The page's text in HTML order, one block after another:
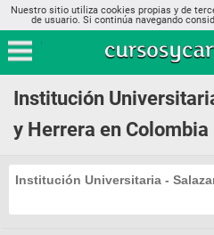
Nuestro sitio utiliza cookies propias y de
de usuario. Si continúa navegando
Institución
y Herrera en Colombia
Institución Universitaria -